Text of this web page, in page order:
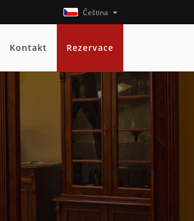
Čeština
Kontakt Rezervace